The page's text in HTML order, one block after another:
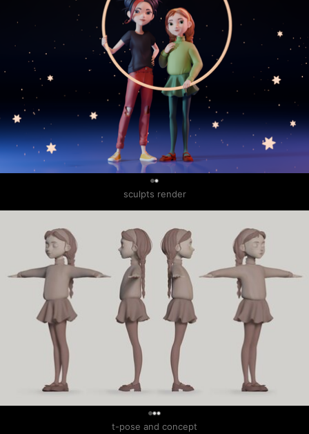
sculpts render
t-pose and concept